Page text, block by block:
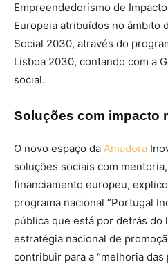
Empreendedorismo de
Europeia atribuídos no âmbito
Social 2030, através do
Lisboa 2030, contando com a
social.
Soluções com impacto
O novo espaço da Amadora
soluções sociais com
financiamento europeu,
programa nacional “Portugal
pública que está por detrás do
estratégia nacional de
contribuir para a “melhoria